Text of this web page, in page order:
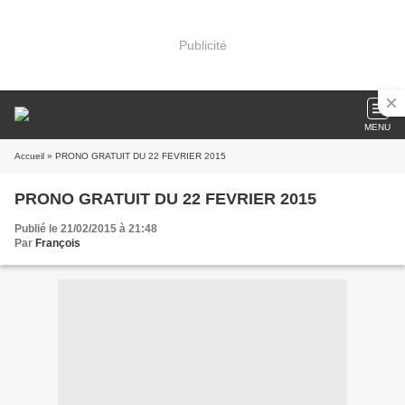
Publicité
MENU
Accueil » PRONO GRATUIT DU 22 FEVRIER 2015
PRONO GRATUIT DU 22 FEVRIER 2015
Publié le 21/02/2015 à 21:48
Par François